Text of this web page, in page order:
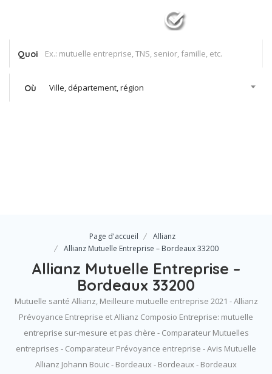
Quoi
Où Ville, département, région
Page d'accueil
Allianz
Allianz Mutuelle Entreprise – Bordeaux 33200
Allianz Mutuelle Entreprise –
Bordeaux 33200
Mutuelle santé Allianz, Meilleure mutuelle entreprise 2021 - Allianz
Prévoyance Entreprise et Allianz Composio Entreprise: mutuelle
entreprise sur-mesure et pas chère - Comparateur Mutuelles
entreprises - Comparateur Prévoyance entreprise - Avis Mutuelle
Allianz Johann Bouic - Bordeaux - Bordeaux - Bordeaux